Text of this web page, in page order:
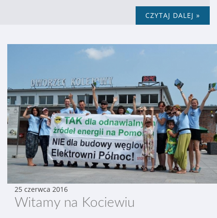
CZYTAJ DALEJ »
25 czerwca 2016
Witamy na Kociewiu